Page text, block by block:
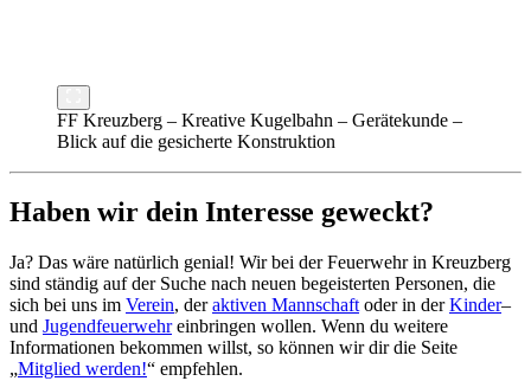
FF Kreuzberg – Kreative Kugelbahn – Gerätekunde –
Blick auf die gesicherte Konstruktion
Haben wir dein Interesse geweckt?
Ja? Das wäre natürlich genial! Wir bei der Feuerwehr in Kreuzberg
sind ständig auf der Suche nach neuen begeisterten Personen, die
sich bei uns im Verein, deraktiven Mannschaft oder in derKinder–
und Jugendfeuerwehreinbringen wollen. Wenn du weitere
Informationen bekommen willst, so können wir dir die Seite
„Mitglied werden!“ empfehlen.